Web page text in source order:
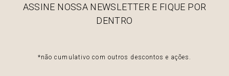
ASSINE NOSSA NEWSLETTER E FIQUE POR
DENTRO
*não cumulativo com outros descontos e ações.